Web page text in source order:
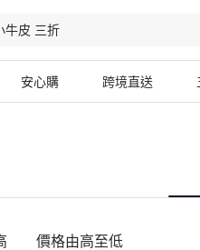
安心購 跨境直送
價格由高至低